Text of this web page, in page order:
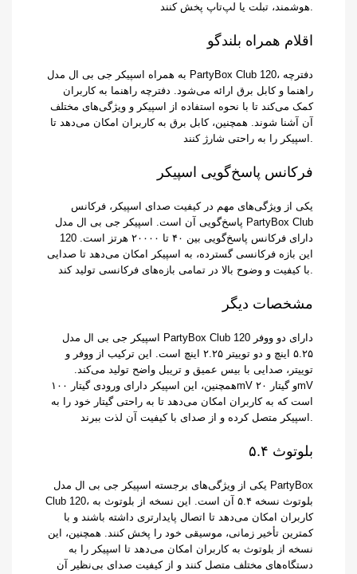
هوشمند، تبلت یا لپ‌تاپ پخش کنند.
اقلام همراه بلندگو
به همراه اسپیکر جی بی ال مدل PartyBox Club 120، دفترچه
راهنما و کابل برق ارائه می‌شود. دفترچه راهنما به کاربران
کمک می‌کند تا با نحوه استفاده از اسپیکر و ویژگی‌های مختلف
آن آشنا شوند. همچنین، کابل برق به کاربران امکان می‌دهد تا
اسپیکر را به راحتی شارژ کنند.
فرکانس پاسخ‌گویی اسپیکر
یکی از ویژگی‌های مهم در کیفیت صدای اسپیکر، فرکانس
پاسخ‌گویی آن است. اسپیکر جی بی ال مدل PartyBox Club
120 دارای فرکانس پاسخ‌گویی بین ۴۰ تا ۲۰۰۰۰ هرتز است.
این بازه فرکانسی گسترده، به اسپیکر امکان می‌دهد تا صدایی
با کیفیت و وضوح بالا در تمامی بازه‌های فرکانسی تولید کند.
مشخصات دیگر
اسپیکر جی بی ال مدل PartyBox Club 120 دارای دو ووفر
۵.۲۵ اینچ و دو توییتر ۲.۲۵ اینچ است. این ترکیب از ووفر و
توییتر، صدایی با بیس عمیق و تریبل واضح تولید می‌کند.
همچنین، این اسپیکر دارای ورودی گیتار ۱۰۰mV و گیتار ۲۰mV
است که به کاربران امکان می‌دهد تا به راحتی گیتار خود را به
اسپیکر متصل کرده و از صدای با کیفیت آن لذت ببرند.
بلوتوث ۵.۴
یکی از ویژگی‌های برجسته اسپیکر جی بی ال مدل PartyBox
Club 120، بلوتوث نسخه ۵.۴ آن است. این نسخه از بلوتوث به
کاربران امکان می‌دهد تا اتصال پایدارتری داشته باشند و با
کمترین تأخیر زمانی، موسیقی خود را پخش کنند. همچنین، این
نسخه از بلوتوث به کاربران امکان می‌دهد تا اسپیکر را به
دستگاه‌های مختلف متصل کنند و از کیفیت صدای بی‌نظیر آن